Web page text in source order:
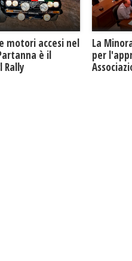
motori accesi nel
è il
Rally
La
per